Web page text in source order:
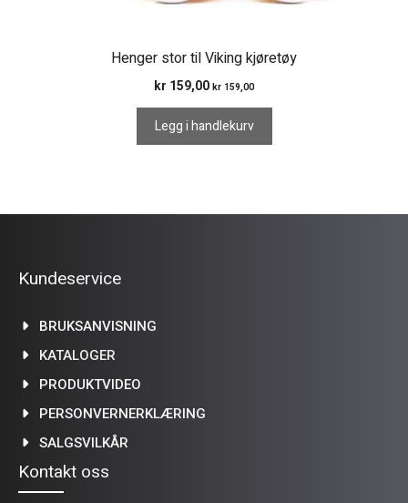
Henger stor til Viking kjøretøy
kr 159,00 kr 159,00
Legg i handlekurv
Kundeservice
BRUKSANVISNING
KATALOGER
PRODUKTVIDEO
PERSONVERNERKLÆRING
SALGSVILKÅR
Kontakt oss